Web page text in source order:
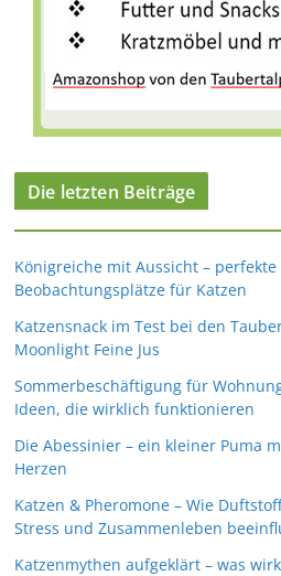
Die letzten Beiträge
Königreiche mit Aussicht – perfekte
Beobachtungsplätze für Katzen
Katzensnack im Test bei den
Moonlight Feine Jus
Sommerbeschäftigung für
Ideen, die wirklich funktionieren
Die Abessinier – ein kleiner Puma
Herzen
Katzen & Pheromone – Wie
Stress und Zusammenleben
Katzenmythen aufgeklärt – was